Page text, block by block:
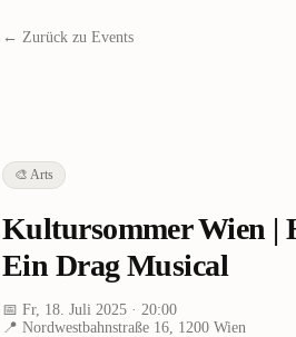
← Zurück zu Events
🎨 Arts
Kultursommer Wien |
Ein Drag Musical
📅 Fr, 18. Juli 2025 · 20:00
📍 Nordwestbahnstraße 16, 1200 Wien